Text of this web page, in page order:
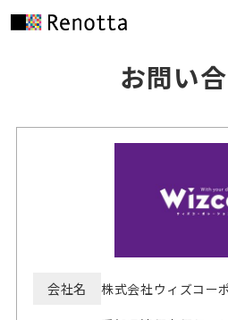
お問い
会社名 株式会社ウィズコー